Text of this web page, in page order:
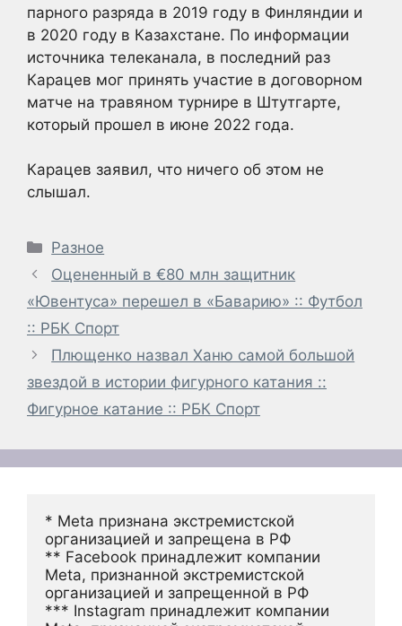
парного разряда в 2019 году в Финляндии и
в 2020 году в Казахстане. По информации
источника телеканала, в последний раз
Карацев мог принять участие в договорном
матче на травяном турнире в Штутгарте,
который прошел в июне 2022 года.
Карацев заявил, что ничего об этом не
слышал.
Рубрики
Разное
Оцененный в €80 млн защитник
«Ювентуса» перешел в «Баварию» :: Футбол
:: РБК Спорт
Плющенко назвал Ханю самой большой
звездой в истории фигурного катания ::
Фигурное катание :: РБК Спорт
* Meta признана экстремистской
организацией и запрещена в РФ
** Facebook принадлежит компании
Meta, признанной экстремистской
организацией и запрещенной в РФ
*** Instagram принадлежит компании